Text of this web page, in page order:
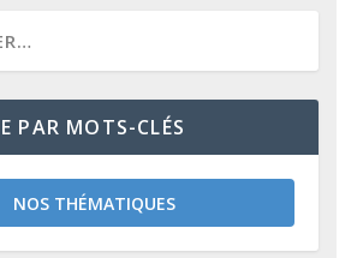
PAR MOTS-CLÉS
NOS THÉMATIQUES